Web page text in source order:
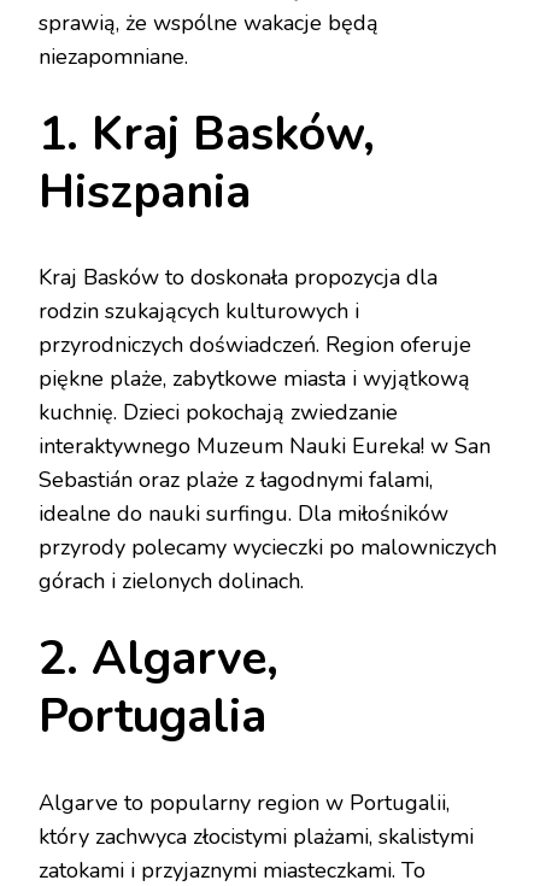
sprawią, że wspólne wakacje będą
niezapomniane.
1. Kraj Basków,
Hiszpania
Kraj Basków to doskonała propozycja dla
rodzin szukających kulturowych i
przyrodniczych doświadczeń. Region oferuje
piękne plaże, zabytkowe miasta i wyjątkową
kuchnię. Dzieci pokochają zwiedzanie
interaktywnego Muzeum Nauki Eureka! w San
Sebastián oraz plaże z łagodnymi falami,
idealne do nauki surfingu. Dla miłośników
przyrody polecamy wycieczki po malowniczych
górach i zielonych dolinach.
2. Algarve,
Portugalia
Algarve to popularny region w Portugalii,
który zachwyca złocistymi plażami, skalistymi
zatokami i przyjaznymi miasteczkami. To